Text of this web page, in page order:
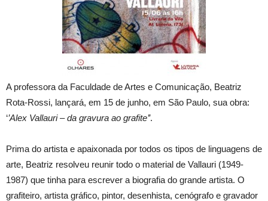
A professora da Faculdade de Artes e Comunicação, Beatriz
Rota-Rossi, lançará, em 15 de junho, em São Paulo, sua obra:
‘’Alex Vallauri – da gravura ao grafite’’.
Prima do artista e apaixonada por todos os tipos de linguagens de
arte, Beatriz resolveu reunir todo o material de Vallauri (1949-
1987) que tinha para escrever a biografia do grande artista. O
grafiteiro, artista gráfico, pintor, desenhista, cenógrafo e gravador